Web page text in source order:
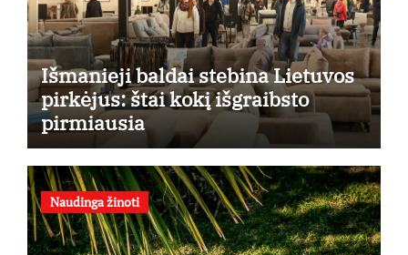
Išmanieji baldai stebina Lietuvos
pirkėjus: štai kokį išgraibsto
pirmiausia
Naudinga žinoti